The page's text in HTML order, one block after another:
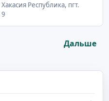
Республика, пгт.
Дальше